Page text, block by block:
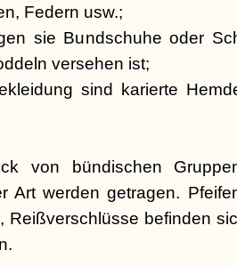
Federn usw.;
sie Bundschuhe oder
versehen ist;
sind karierte
von bündischen
Art werden getragen.
Reißverschlüsse befinden